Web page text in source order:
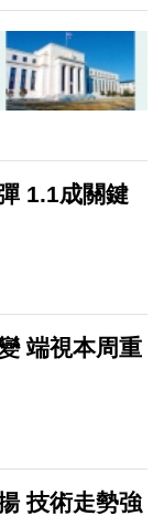
1.1成關鍵
端視本周重
技術走勢強